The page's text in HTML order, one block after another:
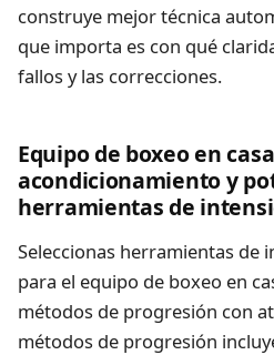
construye mejor técnica
que importa es con qué
fallos y las correcciones.
Equipo de boxeo en
acondicionamiento y
herramientas de
Seleccionas herramientas de
para el equipo de boxeo en
métodos de progresión con
métodos de progresión